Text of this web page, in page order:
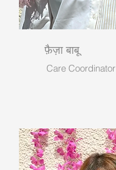
फ़ैज़ा बाबू
Care Coordinator